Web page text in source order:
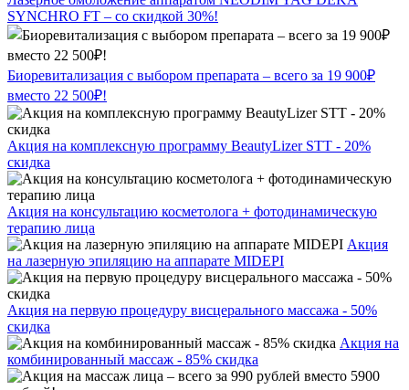
SYNCHRO FT – со скидкой 30%!
Биоревитализация с выбором препарата – всего за 19 900₽
вместо 22 500₽!
Акция на комплексную программу BeautyLizer STT - 20%
скидка
Акция на консультацию косметолога + фотодинамическую
терапию лица
Акция
на лазерную эпиляцию на аппарате MIDEPI
Акция на первую процедуру висцерального массажа - 50%
скидка
Акция на
комбинированный массаж - 85% скидка